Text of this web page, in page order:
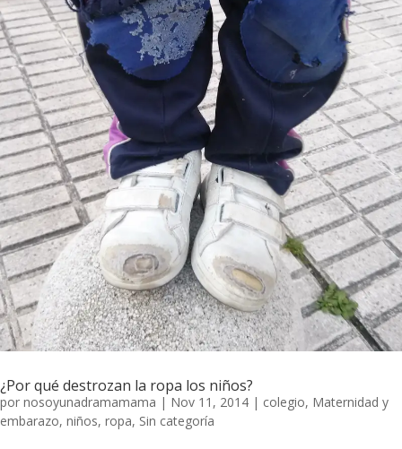
¿Por qué destrozan la ropa los niños?
por nosoyunadramamama | Nov 11, 2014 | colegio, Maternidad y
embarazo, niños, ropa, Sin categoría